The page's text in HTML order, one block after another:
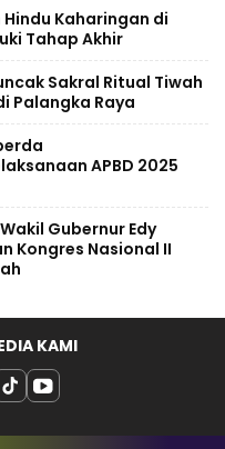
Kaharingan di
Tahap Akhir
Sakral Ritual Tiwah
Palangka Raya
APBD 2025
Gubernur Edy
Kongres Nasional II
KAMI